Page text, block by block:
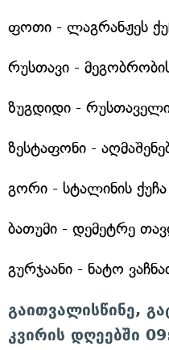
ფოთი - ლაგრანჟეს
რუსთავი -
ზუგდიდი -
ზესტაფონი -
გორი - სტალინის
ბათუმი - დემეტრე
გურჯაანი - ნატო
გაითვალისწინე,
კვირის დღეებში